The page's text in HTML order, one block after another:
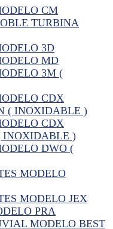
CM
TURBINA
3D
MD
3M (
CDX
( INOXIDABLE )
CDX
INOXIDABLE )
DWO (
MODELO
MODELO JEX
PRA
MODELO BEST